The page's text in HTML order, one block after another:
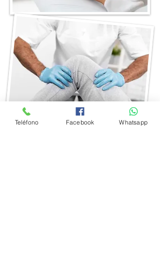
Teléfono Facebook Whatsapp